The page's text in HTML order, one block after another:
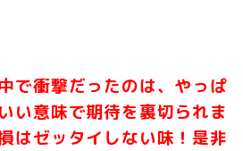
で衝撃だったのは、やっぱ
い意味で期待を裏切られま
はゼッタイしない味！是非